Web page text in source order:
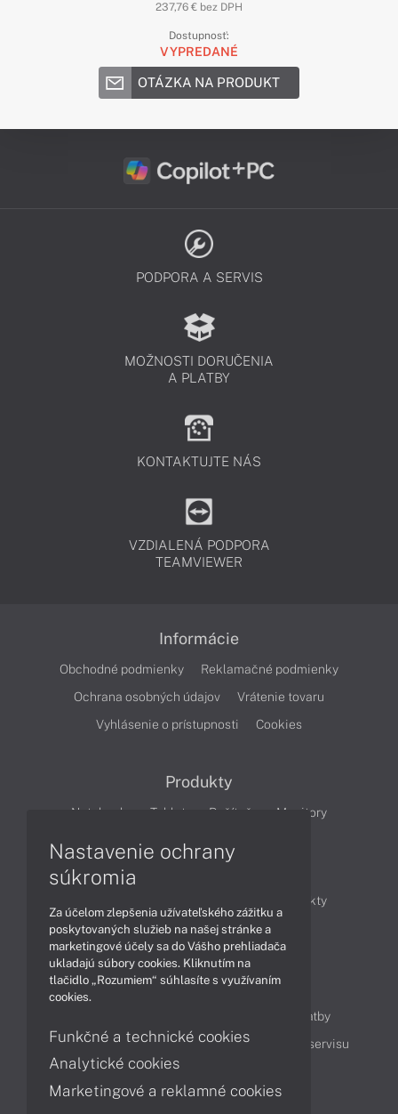
237,76 € bez DPH
Dostupnosť:
VYPREDANÉ
OTÁZKA NA PRODUKT
PODPORA A SERVIS
MOŽNOSTI DORUČENIA
A PLATBY
KONTAKTUJTE NÁS
VZDIALENÁ PODPORA
TEAMVIEWER
Informácie
Obchodné podmienky
Reklamačné podmienky
Ochrana osobných údajov
Vrátenie tovaru
Vyhlásenie o prístupnosti
Cookies
Produkty
Notebooky Tablety Počítače Monitory
Produkty
Technológie
Videá
Obsah
Možnosti doručenia a platby
Podpora a servis
Servisné služby Cenník servisu
Kontakty
Nastavenie ochrany
súkromia
Za účelom zlepšenia užívateľského zážitku a
poskytovaných služieb na našej stránke a
marketingové účely sa do Vášho prehliadača
ukladajú súbory cookies. Kliknutím na
tlačidlo „Rozumiem“ súhlasíte s využívaním
cookies.
Funkčné a technické cookies
Analytické cookies
Marketingové a reklamné cookies